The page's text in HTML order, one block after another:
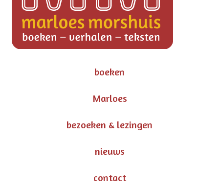
boeken
Marloes
bezoeken & lezingen
nieuws
contact